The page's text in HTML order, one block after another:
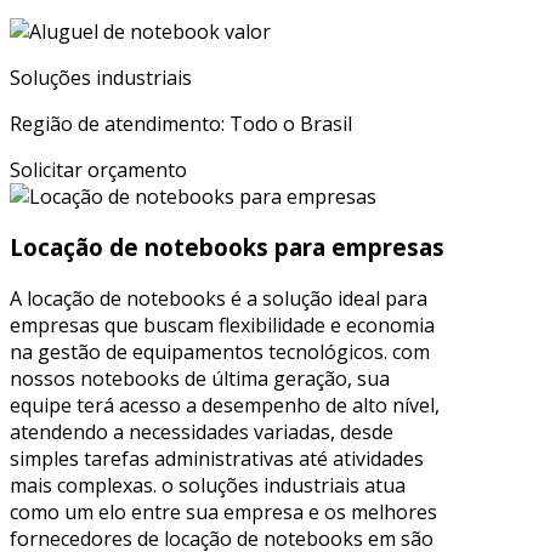
Soluções industriais
Região de atendimento: Todo o Brasil
Solicitar orçamento
Locação de notebooks para empresas
A locação de notebooks é a solução ideal para
empresas que buscam flexibilidade e economia
na gestão de equipamentos tecnológicos. com
nossos notebooks de última geração, sua
equipe terá acesso a desempenho de alto nível,
atendendo a necessidades variadas, desde
simples tarefas administrativas até atividades
mais complexas. o soluções industriais atua
como um elo entre sua empresa e os melhores
fornecedores de locação de notebooks em são